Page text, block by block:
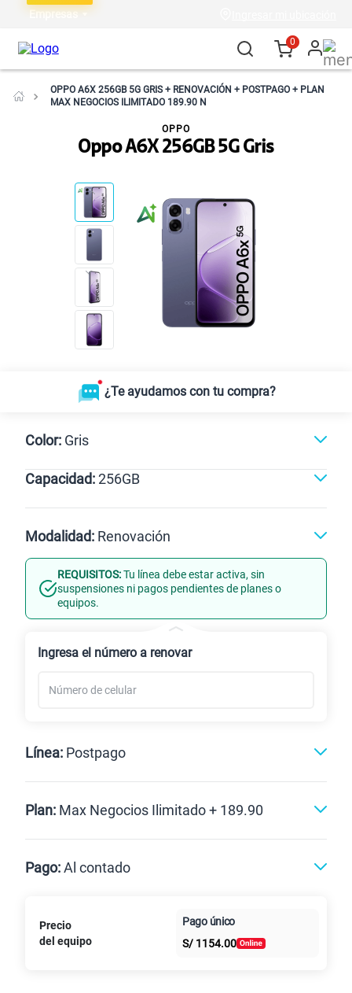
Empresas
0
OPPO A6X 256GB 5G GRIS + RENOVACIÓN + POSTPAGO + PLAN
MAX NEGOCIOS ILIMITADO 189.90 N
Oppo A6X 256GB 5G Gris
OPPO
¿Te ayudamos con tu compra?
Color: Gris
Gris Violeta
Capacidad:256GB
256GB
Modalidad: Renovación
Línea Nueva Portabilidad
REQUISITOS:Tu línea debe estar activa, sin
suspensiones ni pagos pendientes de planes o
equipos.
Ingresa el número a renovar
Línea: Postpago
Postpago
Plan: Max Negocios Ilimitado + 189.90
Paga solo
125GBen alta velocidad
S/
Pago:Al contado
Al contado Cuotas Claro
intereses
Precio
del equipo
Pago único
S/ 1154.00